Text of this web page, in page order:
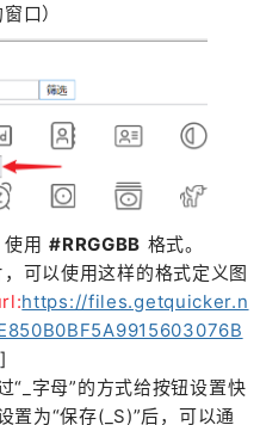
口）
使用#RRGGBB 格式。
可以使用这样的格式定义图
https://files.getquicker.n
]
“_字母”的方式给按钮设置快
置为“保存(_S)”后，可以通